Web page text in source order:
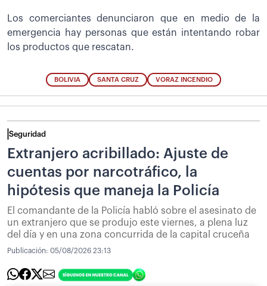
Los comerciantes denunciaron que en medio de la
emergencia hay personas que están intentando robar
los productos que rescatan.
BOLIVIA SANTA CRUZ VORAZ INCENDIO
Seguridad
Extranjero acribillado: Ajuste de
cuentas por narcotráfico, la
hipótesis que maneja la Policía
El comandante de la Policía habló sobre el asesinato de
un extranjero que se produjo este viernes, a plena luz
del día y en una zona concurrida de la capital cruceña
Publicación: 05/08/2026 23:13